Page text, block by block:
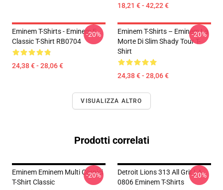
18,21 € - 42,22 €
Eminem T-Shirts - Eminem E
Classic T-Shirt RB0704
24,38 € - 28,06 €
-20%
Eminem T-Shirts – Eminem La
Morte Di Slim Shady Tour T-
Shirt
24,38 € - 28,06 €
-20%
VISUALIZZA ALTRO
Prodotti correlati
Eminem Eminem Multi Cornici
T-Shirt Classic
-20%
Detroit Lions 313 All Grit LA
0806 Eminem T-Shirts
-20%